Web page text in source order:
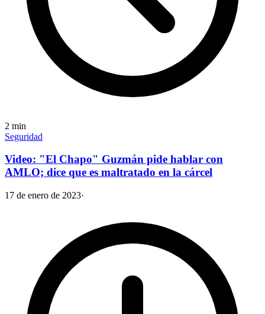
2 min
Seguridad
Video: "El Chapo" Guzmán pide hablar con
AMLO; dice que es maltratado en la cárcel
17 de enero de 2023·